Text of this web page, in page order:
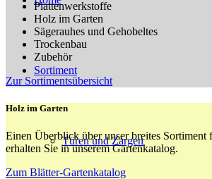
Sortiment
Türen und Zargen
Plattenwerkstoffe
Holz im Garten
Sägerauhes und Gehobeltes
Trockenbau
Zubehör
Zur Sortimentsübersicht
Holz im Garten
Einen Überblick über unser breites Sortiment
erhalten Sie in unserem Gartenkatalog.
Zum Blätter-Gartenkatalog